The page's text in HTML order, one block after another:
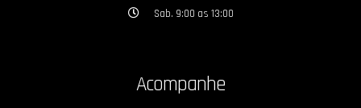
Sab. 9:00 as 13:00
Acompanhe